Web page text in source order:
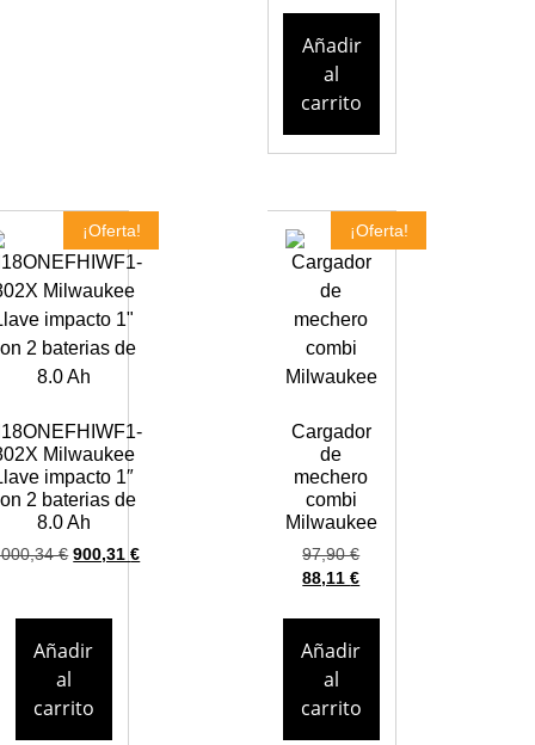
Añadir
al
carrito
¡Oferta!
Milwaukee
impacto 1″
2 baterias de
8.0 Ah
€ 900,31€
Añadir
al
carrito
¡Oferta!
Cargador
de
mechero
combi
Milwaukee
97,90€
88,11€
Añadir
al
carrito